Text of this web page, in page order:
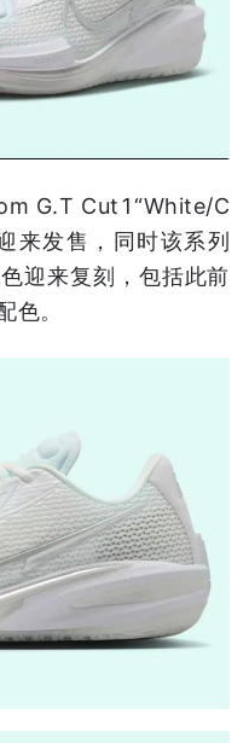
G.T Cut1“White/C
来发售，同时该系列
迎来复刻，包括此前
色。